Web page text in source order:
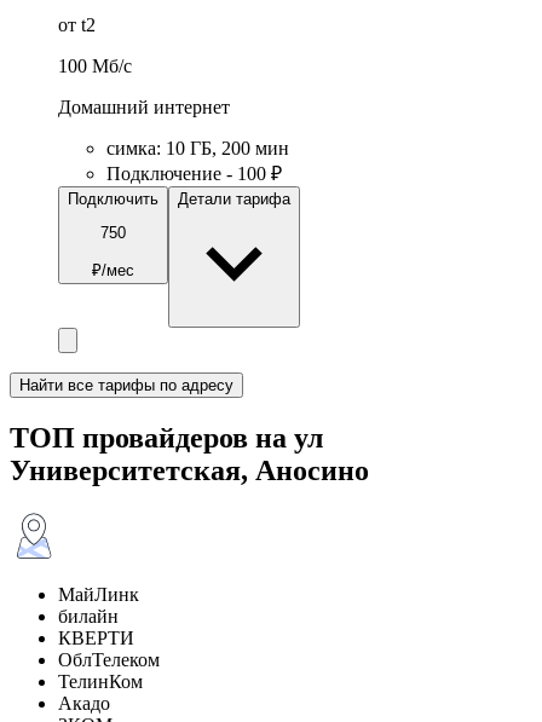
от t2
100 Мб/c
Домашний интернет
симка: 10 ГБ, 200 мин
Подключение - 100 ₽
Подключить
750
₽/мес
Детали тарифа
Найти все тарифы по адресу
ТОП провайдеров на ул
Университетская, Аносино
МайЛинк
билайн
КВЕРТИ
ОблТелеком
ТелинКом
Акадо